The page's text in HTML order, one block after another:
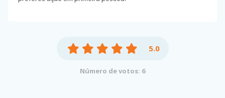
5.0
Número de votos: 6